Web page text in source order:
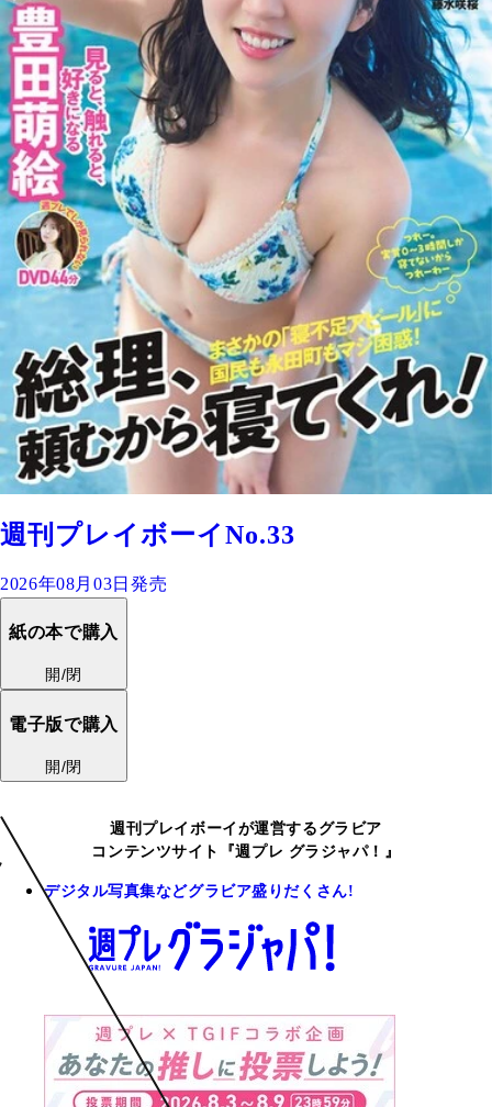
週刊プレイボーイNo.33
2026年08月03日発売
紙の本で購入
開/閉
電子版で購入
開/閉
週刊プレイボーイが運営するグラビア
コンテンツサイト『週プレ グラジャパ！』
デジタル写真集などグラビア盛りだくさん!